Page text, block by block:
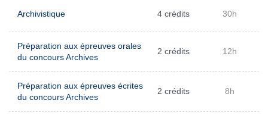
Archivistique 4 crédits 30h
Préparation aux épreuves orales
du concours Archives
2 crédits 12h
Préparation aux épreuves écrites
du concours Archives
2 crédits 8h